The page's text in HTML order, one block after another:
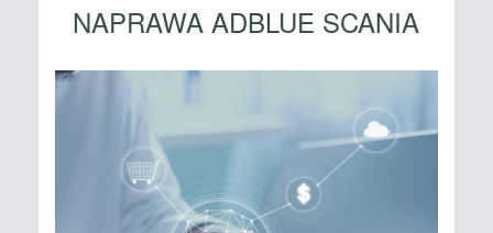
NAPRAWA ADBLUE SCANIA